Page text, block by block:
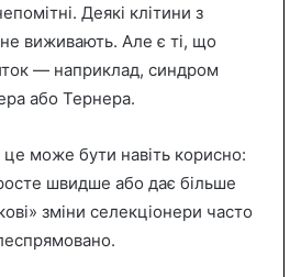
Деякі клітини з
виживають. Але є ті, що
— наприклад, синдром
або Тернера.
може бути навіть корисно:
швидше або дає більше
зміни селекціонери часто